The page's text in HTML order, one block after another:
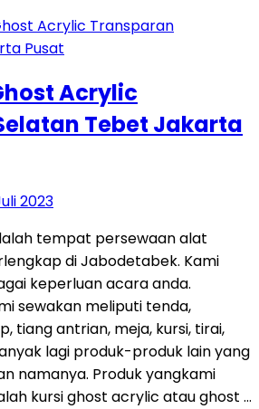
Acrylic
Tebet Jakarta
2023
tempat persewaan alat
di Jabodetabek. Kami
keperluan acara anda.
sewakan meliputi tenda,
tiang antrian, meja, kursi, tirai,
lagi produk-produk lain yang
namanya. Produk yangkami
kursi ghost acrylic atau ghost …